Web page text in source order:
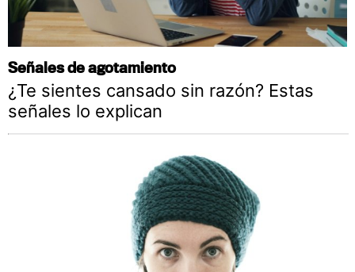
Señales de agotamiento
¿Te sientes cansado sin razón? Estas
señales lo explican